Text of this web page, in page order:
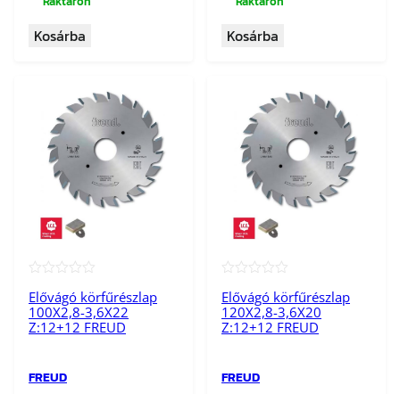
Kosárba Kosárba
Elővágó körfűrészlap
100X2,8-3,6X22
Z:12+12 FREUD
FREUD
Elővágó körfűrészlap
120X2,8-3,6X20
Z:12+12 FREUD
FREUD